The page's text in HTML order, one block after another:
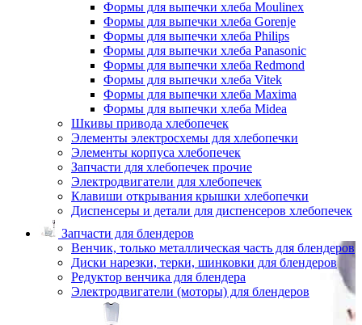
Формы для выпечки хлеба Moulinex
Формы для выпечки хлеба Gorenje
Формы для выпечки хлеба Philips
Формы для выпечки хлеба Panasonic
Формы для выпечки хлеба Redmond
Формы для выпечки хлеба Vitek
Формы для выпечки хлеба Maxima
Формы для выпечки хлеба Midea
Шкивы привода хлебопечек
Элементы электросхемы для хлебопечки
Элементы корпуса хлебопечек
Запчасти для хлебопечек прочие
Электродвигатели для хлебопечек
Клавиши открывания крышки хлебопечки
Диспенсеры и детали для диспенсеров хлебопечек
Запчасти для блендеров
Венчик, только металлическая часть для блендеров
Диски нарезки, терки, шинковки для блендеров
Редуктор венчика для блендера
Электродвигатели (моторы) для блендеров